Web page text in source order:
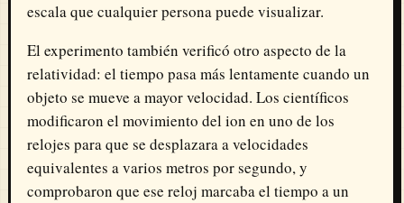
escala que cualquier persona puede visualizar.
El experimento también verificó otro aspecto de la
relatividad: el tiempo pasa más lentamente cuando un
objeto se mueve a mayor velocidad. Los científicos
modificaron el movimiento del ion en uno de los
relojes para que se desplazara a velocidades
equivalentes a varios metros por segundo, y
comprobaron que ese reloj marcaba el tiempo a un